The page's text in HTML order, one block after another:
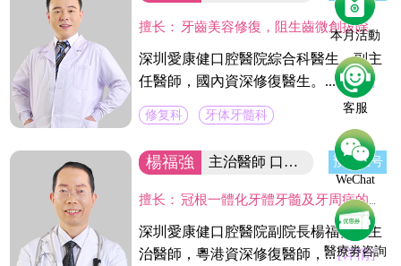
本月活動
客服
WeChat
醫療劵咨詢
擅长： 牙齒美容修復，阻生齒微創拔除，固定義齒二次修復，精密舒適全口義齒製作，現代根管治療技術,熟練應用CAD/CAM及DSD微笑設計等數字化技術於臨床工作中,並成功服務於近萬名新老客戶。
深圳愛康健口腔醫院綜合科醫生，副主
任醫師，國內資深修復醫生。... [详情]
修复科 牙体牙髓科
楊福強 主治醫師 口腔醫院副院長 预约挂号
擅长： 冠根一體化牙體牙髓及牙周病的診療，復雜牙的拔除，牙體缺損的嵌體修復，以及烤瓷冠、義齒的修復等方面的診治，在水激光治牙方面有著豐富的臨床經驗。臨床工作中致力於牙體保存，種植修復設計，咬合功能重建，微創美學牙體修復等。
深圳愛康健口腔醫院副院長楊福強，主
治醫師，粵港資深修復醫師，...[详情]